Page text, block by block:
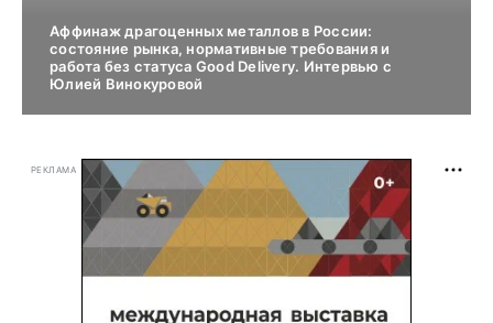
Аффинаж драгоценных металлов в России:
состояние рынка, нормативные требования и
работа без статуса Good Delivery. Интервью с
Юлией Винокуровой
РЕКЛАМА